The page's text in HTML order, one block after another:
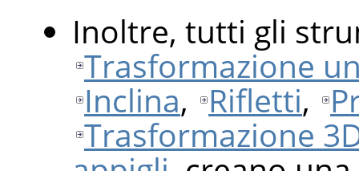
Inoltre, tutti gli
Trasformazione
Inclina, Rifletti,
Trasformazione